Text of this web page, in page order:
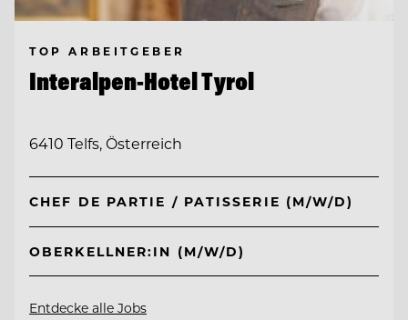
TOP ARBEITGEBER
Interalpen-Hotel Tyrol
6410 Telfs, Österreich
CHEF DE PARTIE / PATISSERIE (M/W/D)
OBERKELLNER:IN (M/W/D)
Entdecke alle Jobs